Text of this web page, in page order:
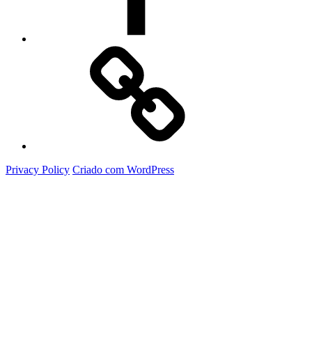
Privacy Policy Criado com WordPress